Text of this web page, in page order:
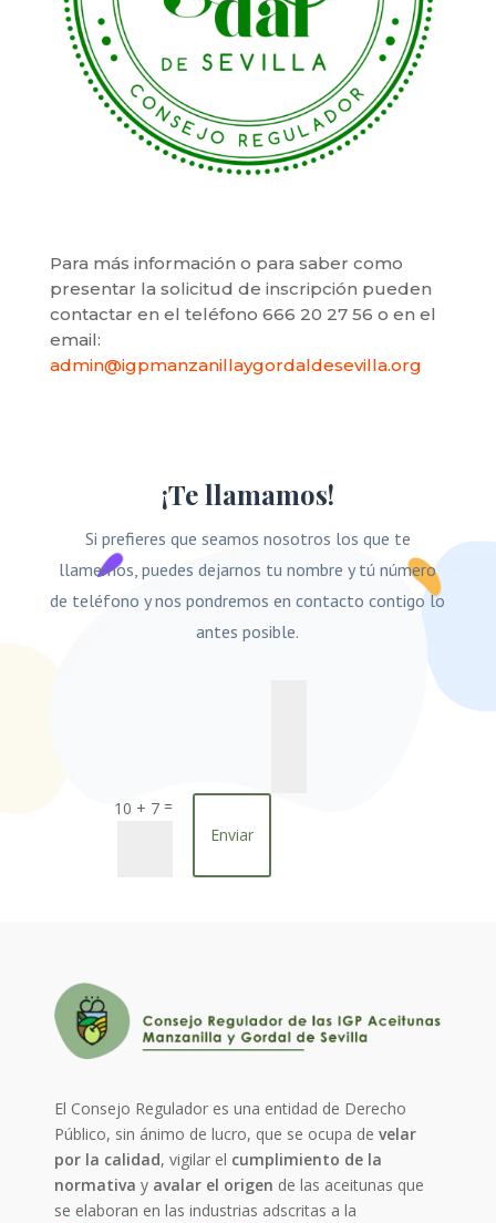
Para más información o para saber como
presentar la solicitud de inscripción pueden
contactar en el teléfono 666 20 27 56 o en el
email:
admin@igpmanzanillaygordaldesevilla.org
¡Te llamamos!
Si prefieres que seamos nosotros los que te
llamemos, puedes dejarnos tu nombre y tú número
de teléfono y nos pondremos en contacto contigo lo
antes posible.
10 + 7=
Enviar
El Consejo Regulador es una entidad de Derecho
Público, sin ánimo de lucro, que se ocupa develar
por la calidad, vigilar el cumplimiento de la
normativa y avalar el origen de las aceitunas que
se elaboran en las industrias adscritas a la